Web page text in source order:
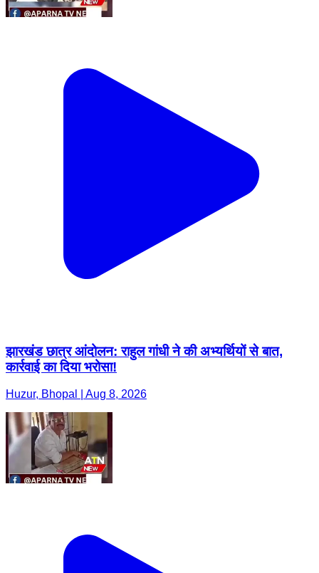
झारखंड छात्र आंदोलन: राहुल गांधी ने की अभ्यर्थियों से बात,
कार्रवाई का दिया भरोसा!
Huzur, Bhopal | Aug 8, 2026